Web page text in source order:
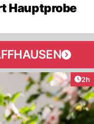
Hauptprobe
2h